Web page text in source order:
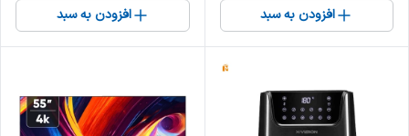
افزودن به سبد افزودن به سبد